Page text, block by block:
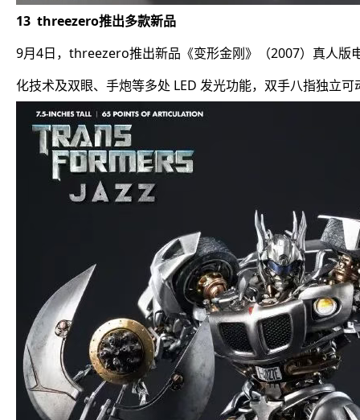
13 threezero推出多款新品
9月4日，threezero推出新品《变形金刚》（2007）真人版
化技术及双眼、手炮等多处 LED 发光功能，双手八指独立